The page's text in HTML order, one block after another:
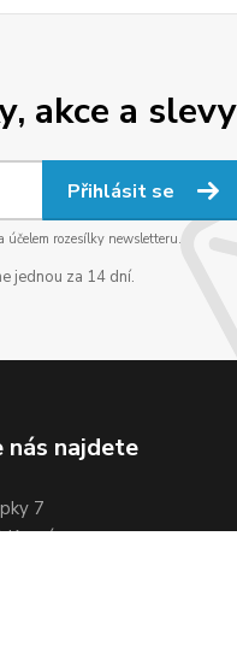
akce a
Přihlásit se
účelem rozesílky newsletteru.
jednou za 14 dní.
nás najdete
7
Komárov